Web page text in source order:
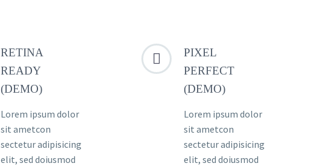
RETINA
READY
(DEMO)
Lorem ipsum dolor
sit ametcon
sectetur adipisicing
elit, sed doiusmod


PIXEL
PERFECT
(DEMO)
Lorem ipsum dolor
sit ametcon
sectetur adipisicing
elit, sed doiusmod